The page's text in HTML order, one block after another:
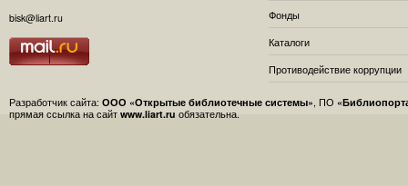
bisk@liart.ru
Фонды
Каталоги
Противодействие коррупции
Разработчик сайта: ООО «Открытые библиотечные системы» , ПО
прямая ссылка на сайт www.liart.ru обязательна.